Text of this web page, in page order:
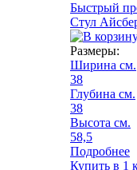
Быстрый
Стул
Размеры:
Ширина см.
38
Глубина см.
38
Высота см.
58,5
Подробнее
Купить в 1